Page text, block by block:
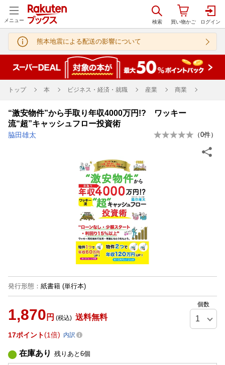
メニュー
熊本地震による配送の影響について
トップ 本 ビジネス・経済・就職 産業 商業
“激安物件”から手取り年収4000万円!? ワッキー
流“超”キャッシュフロー投資術
脇田雄太 （0件）
発行形態 ： 紙書籍 (単行本)
1,870 円 (税込) 送料無料
個数
17ポイント 1倍 内訳
在庫あり 残りあと 6個